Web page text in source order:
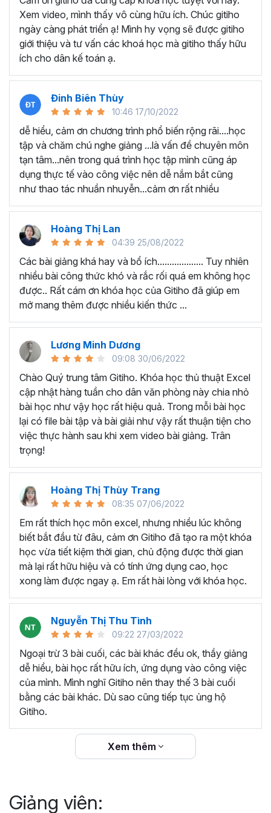
Học nhanh nhưng nhớ lâu bởi luôn có các bài tập
thực hành kèm với lý thuyết.
Các video bài giảng được xây dựng dựa trên các
chủ đề cụ thể, đồng thời chú trọng tối đa đến tính
ứng dụng cao. Đặc biệt, bộ videocác thủ thuật
khác, phù hợp với tất cả mọi đối tượng muốn tỏa
sáng nơi công sở với thủ thuật Excel nâng cao thông
minh và tạo kết quả bất ngờ trong công việc.
Bạn sẽ tự tin xử lý được mọi việc trên các công cụ
Excel một cách chuyên nghiệp giúp đẩy nhân được
tiến độ công việc, nâng cao hiệu suất làm việc lên
tới 5 lần.
Đặc biệt khiđăng ký khóa học EXG02học viên sẽ có cơ
hội nhận ưu đãi sở hữu trọn đời chỉ với
tác đăng ký khá đơn giản, bạn chỉ cần nhấn vào ĐĂNG
KÝ HỌC NGAY khóa học EXG08 trên gitiho.com là xong.
Nếu có bất cứ thắc mắc nào liên quan đến tớikhóa học
EXG02 - Thủ thuật Excel cập nhật hàng tuầnbạn hãy
để kết nối cho Gitiho qua hotline 0774 116 285 để được
tư vấn chi tiết nhé.
Nội dung bài giảng trong khóa
học thủ thuật trên Excel của
Gitiho?
Khóa học Thủ thuật Excel cập nhật các mẹo Excel văn
phòng hàng tuần, bạn có thể được update những nội
dung mới nhất về tin học văn phòng như sau:
Định dạng nhanh bằng công cụFormat Paintervà
toán, các thủ thuật excel tính tổng, đặt tên nhanh
cho bảng tính, hiển thị công thức trong ô, tạo ghi
chú và cố định dòng - cột.
Kỹ thuật định dạng và xử lý dữ liệu bao gồm tự động
thêm ký hiệu tiền tệ, viết biểu thức hóa học - toán
học và loại bỏ dữ liệu trùng lặp.
Tổng hợp thủ thuật với hàm, công thức bao gồm
cách tắt/mở gợi ý khi viết hàm, đặt tên và sử dụng
gian.
Tổng hợp hàm, công thức tính toán theo thời gian
như hàm tính toán theo tháng, tuổi, ngày hết hạn
hợp đồng,...
Hướng dẫn dùng các hàm và công thức nâng cao
nhưSUM, SUMIFS, VLOOKUP, INDEX, và các thủ
thuật hay trong Excel khác với hàm và công thức.
Những thiết lập chế độ làm việc trên Excel như thiết
lập theme, background, in ấn, và các thanh, tiêu đề,
đường kẻ lưới trong Excel.
và gán nội dung văn bản vào hình khối.
Xem video, mình thấy vô cùng hữu ích. Chúc gitiho
ngày càng phát triển ạ! Mình hy vọng sẽ được gitiho
giới thiệu và tư vấn các khoá học mà gitiho thấy hữu
ích cho dân kế toán ạ.
Đinh Biên Thùy
10:46 17/10/2022
dễ hiểu, cảm ơn chương trình phổ biến rộng rãi....học
tập và chăm chú nghe giảng ...là vấn đề chuyên môn
tạn tâm...nên trong quá trình học tập mình cũng áp
dụng thực tế vào công việc nên dễ nắm bắt cũng
như thao tác nhuần nhuyễn...cảm ơn rất nhiều
Hoàng Thị Lan
04:39 25/08/2022
Các bài giảng khá hay và bổ ích................... Tuy nhiên
nhiều bài công thức khó và rắc rối quá em không học
được.. Rất cám ơn khóa học của Gitiho đã giúp em
mở mang thêm được nhiều kiến thức ...
Lương Minh Dương
09:08 30/06/2022
Chào Quý trung tâm Gitiho. Khóa học thủ thuật Excel
cập nhật hàng tuần cho dân văn phòng này chia nhỏ
bài học như vậy học rất hiệu quả. Trong mỗi bài học
lại có file bài tập và bài giải như vậy rất thuận tiện cho
việc thực hành sau khi xem video bài giảng. Trân
trọng!
Hoàng Thị Thùy Trang
08:35 07/06/2022
Em rất thích học môn excel, nhưng nhiều lúc không
biết bắt đầu từ đâu, cảm ơn Gitiho đã tạo ra một khóa
học vừa tiết kiệm thời gian, chủ động được thời gian
mà lại rất hữu hiệu và có tính ứng dụng cao, học
xong làm được ngay ạ. Em rất hài lòng với khóa học.
Nguyễn Thị Thu Tình
09:22 27/03/2022
Ngoại trừ 3 bài cuối, các bài khác đều ok, thầy giảng
dễ hiểu, bài học rất hữu ích, ứng dụng vào công việc
của mình. Mình nghĩ Gitiho nên thay thế 3 bài cuối
bằng các bài khác. Dù sao cũng tiếp tục ủng hộ
Gitiho.
Xem thêm
Giảng viên: